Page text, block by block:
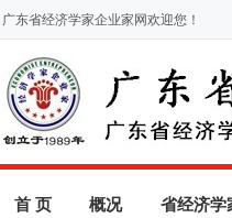
广东省经济学家企业家网欢迎您！
首 页 概况 省经济学